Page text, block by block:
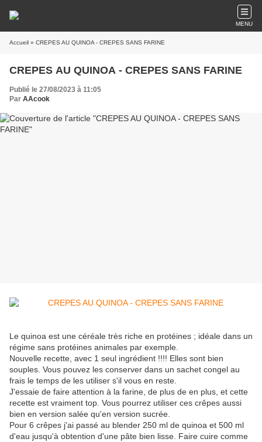
MENU
Accueil » CREPES AU QUINOA - CREPES SANS FARINE
CREPES AU QUINOA - CREPES SANS FARINE
Publié le 27/08/2023 à 11:05
Par AAcook
Le quinoa est une céréale très riche en protéines ; idéale dans un
régime sans protéines animales par exemple.
Nouvelle recette, avec 1 seul ingrédient !!!! Elles sont bien
souples. Vous pouvez les conserver dans un sachet congel au
frais le temps de les utiliser s'il vous en reste.
J'essaie de faire attention à la farine, de plus de en plus, et cette
recette est vraiment top. Vous pourrez utiliser ces crêpes aussi
bien en version salée qu'en version sucrée.
Pour 6 crêpes j'ai passé au blender 250 ml de quinoa et 500 ml
d'eau jusqu'à obtention d'une pâte bien lisse. Faire cuire comme